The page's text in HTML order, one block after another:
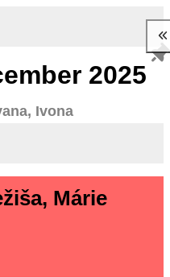
2025
Ivona
Márie